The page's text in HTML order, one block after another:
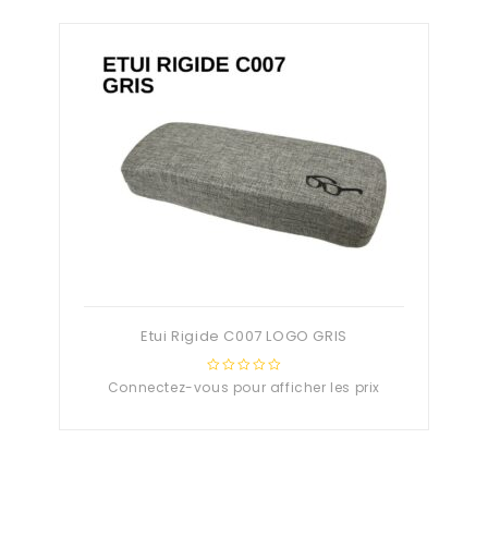
Etui Rigide C007 LOGO GRIS
0
Connectez-vous pour afficher les prix